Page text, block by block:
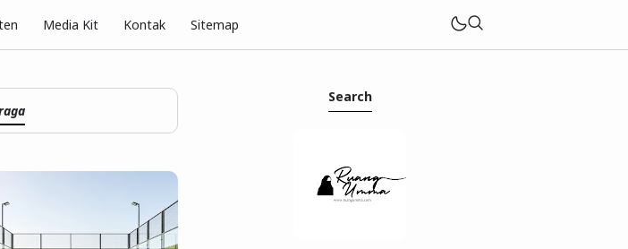
Media Kit Kontak Sitemap
Posting Komentar
Search